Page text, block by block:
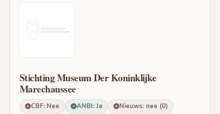
Stichting Museum Der Koninklijke
Marechaussee
CBF: Nee ANBI: Ja Nieuws: nee (0)